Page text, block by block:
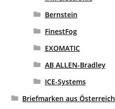
Bernstein
FinestFog
EXOMATIC
AB ALLEN-Bradley
ICE-Systems
Briefmarken aus Österreich